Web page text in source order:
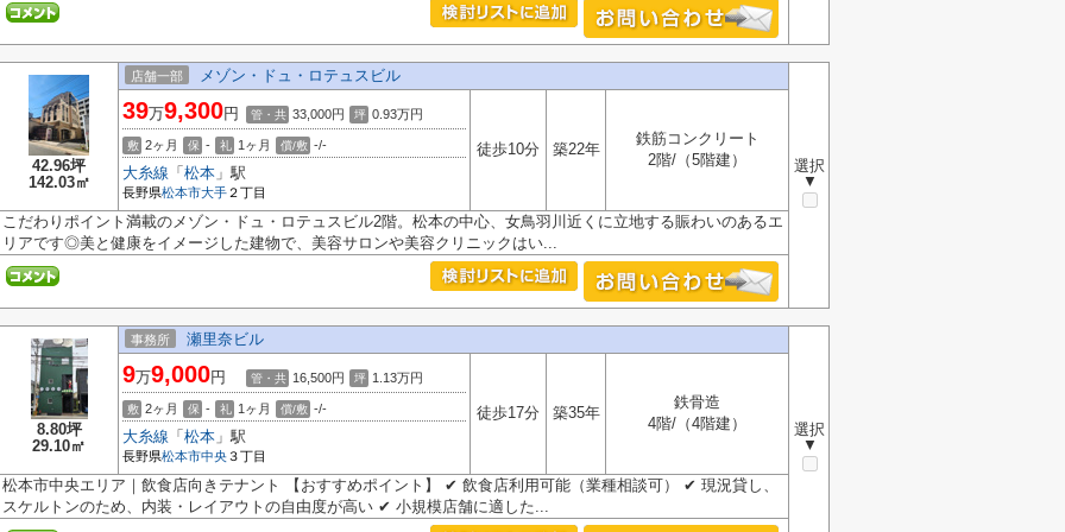
42.96坪
142.03㎡
店舗一部 メゾン・ドュ・ロテュスビル
選択
▼
39万9,300円 管・共 33,000円 坪 0.93万円
敷 2ヶ月 保 - 礼 1ヶ月 償/敷 -/-
大糸線 「 松本 」駅
長野県松本市大手 ２丁目
徒歩10分 築22年
鉄筋コンクリート
2階/（5階建）
こだわりポイント満載のメゾン・ドュ・ロテュスビル2階。松本の中心、女鳥羽川近くに立地する賑わいのあるエ
リアです◎美と健康をイメージした建物で、美容サロンや美容クリニックはい...
8.80坪
29.10㎡
事務所 瀬里奈ビル
選択
▼
9万9,000円 管・共 16,500円 坪 1.13万円
敷 2ヶ月 保 - 礼 1ヶ月 償/敷 -/-
大糸線 「 松本 」駅
長野県松本市中央３丁目
徒歩17分 築35年
鉄骨造
4階/（4階建）
松本市中央エリア｜飲食店向きテナント 【おすすめポイント】 ✔ 飲食店利用可能（業種相談可） ✔ 現況貸し、
スケルトンのため、内装・レイアウトの自由度が高い ✔ 小規模店舗に適した...